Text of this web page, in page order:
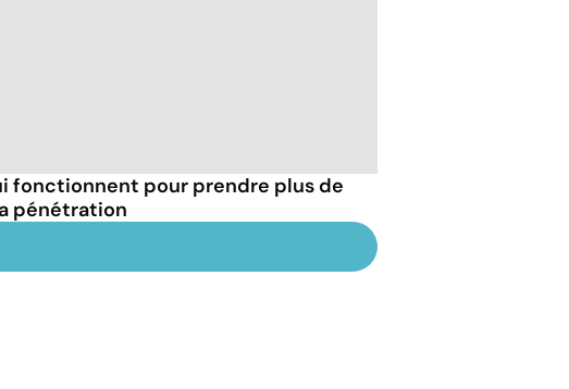
fonctionnent pour prendre plus de
pénétration